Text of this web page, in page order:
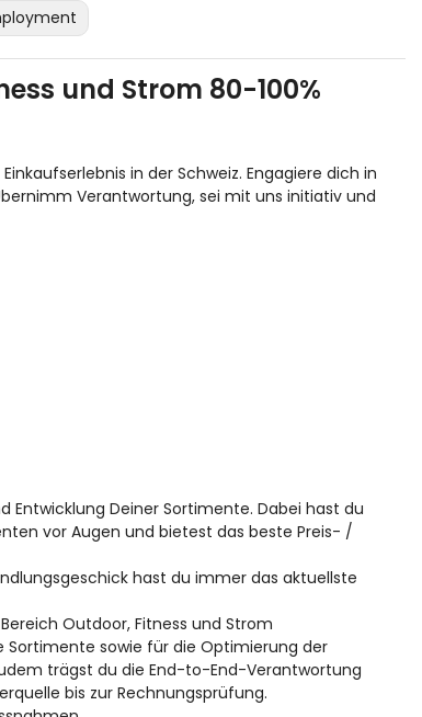
und Strom 80-100%
in der Schweiz. Engagiere dich in
Verantwortung, sei mit uns initiativ und
Deiner Sortimente. Dabei hast du
vor Augen und bietest das beste Preis- /
hast du immer das aktuellste
Outdoor, Fitness und Strom
sowie für die Optimierung der
trägst du die End-to-End-Verantwortung
bis zur Rechnungsprüfung.